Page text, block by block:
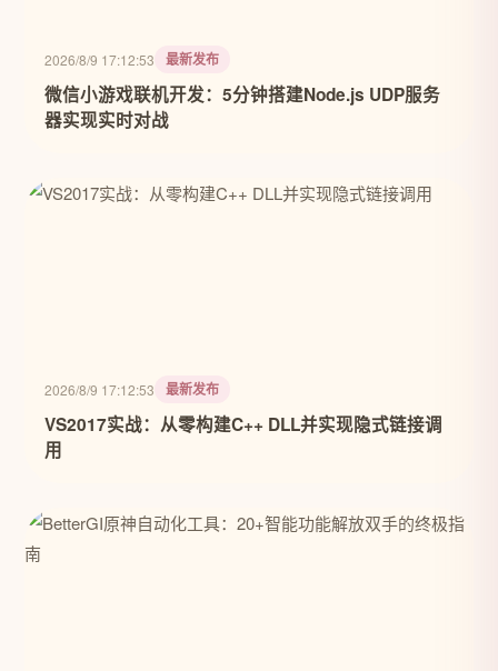
2026/8/9 17:12:53 最新发布
微信小游戏联机开发：5分钟搭建Node.js UDP服务
器实现实时对战
2026/8/9 17:12:53 最新发布
VS2017实战：从零构建C++ DLL并实现隐式链接调
用